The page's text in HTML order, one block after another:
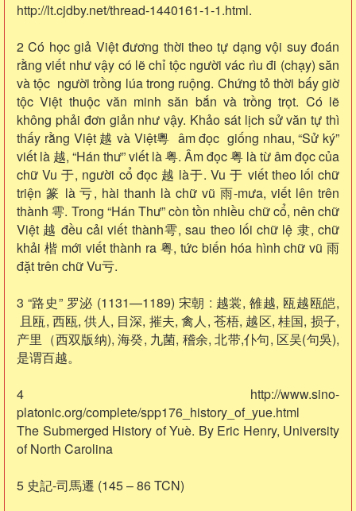
http://lt.cjdby.net/thread-1440161-1-1.html.
2 Có học giả Việt đương thời theo tự dạng vội suy đoán
rằng viết như vậy có lẽ chỉ tộc người vác rìu đi (chạy) săn
và tộc người trồng lúa trong ruộng. Chứng tỏ thời bấy giờ
tộc Việt thuộc văn minh săn bắn và trồng trọt. Có lẽ
không phải đơn giản như vậy. Khảo sát lịch sử văn tự thì
thấy rằng Việt 越 và Việt粵 âm đọc giống nhau, “Sử ký”
viết là 越, “Hán thư” viết là 粤. Âm đọc 粤 là từ âm đọc của
chữ Vu 于, người cổ đọc 越 là于. Vu 于 viết theo lối chữ
triện 篆 là 亏, hài thanh là chữ vũ 雨-mưa, viết lên trên
thành 雩. Trong “Hán Thư” còn tồn nhiều chữ cổ, nên chữ
Việt 越 đều cải viết thành雩, sau theo lối chữ lệ 隶, chữ
khải 楷 mới viết thành ra 粤, tức biến hóa hình chữ vũ 雨
đặt trên chữ Vu亏.
3 “路史” 罗泌 (1131—1189) 宋朝 : 越裳, 雒越, 瓯越瓯皑,
且瓯, 西瓯, 供人, 目深, 摧夫, 禽人, 苍梧, 越区, 桂国, 损子,
产里（西双版纳), 海癸, 九菌, 稽余, 北带,仆句, 区吴(句吳),
是谓百越。
4 http://www.sino-
platonic.org/complete/spp176_history_of_yue.html
The Submerged History of Yuè. By Eric Henry, University
of North Carolina
5 史記-司馬遷 (145 – 86 TCN)